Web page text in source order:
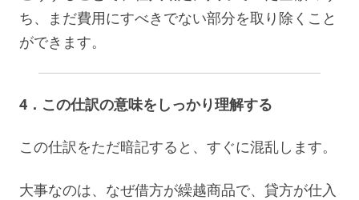
ち、まだ費用にすべきでない部分を取り除くこと
ができます。
4．この仕訳の意味をしっかり理解する
この仕訳をただ暗記すると、すぐに混乱します。
大事なのは、なぜ借方が繰越商品で、貸方が仕入